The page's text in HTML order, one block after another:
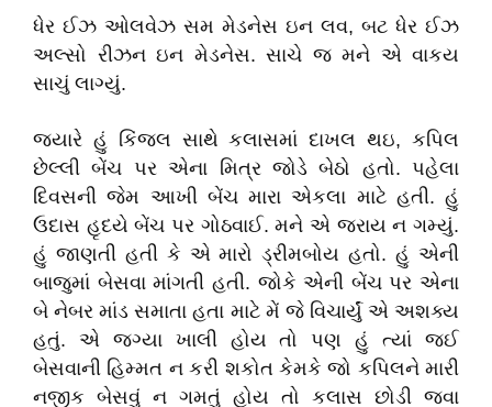
ધેર ઈઝ ઓલવેઝ સમ મેડનેસ ઇન લવ, બટ ધેર ઈઝ
અલ્સો રીઝન ઇન મેડનેસ. સાચે જ મને એ વાકય
સાચું લાગ્યું.
જયારે હું કિંજલ સાથે કલાસમાં દાખલ થઇ, કપિલ
છેલ્લી બેંચ પર એના મિત્ર જોડે બેઠો હતો. પહેલા
દિવસની જેમ આખી બેંચ મારા એકલા માટે હતી. હું
ઉદાસ હૃદયે બેંચ પર ગોઠવાઈ. મને એ જરાય ન ગમ્યું.
હું જાણતી હતી કે એ મારો ડ્રીમબોય હતો. હું એની
બાજુમાં બેસવા માંગતી હતી. જોકે એની બેંચ પર એના
બે નેબર માંડ સમાતા હતા માટે મેં જે વિચાર્યું એ અશક્ય
હતું. એ જગ્યા ખાલી હોય તો પણ હું ત્યાં જઈ
બેસવાની હિમ્મત ન કરી શકોત કેમકે જો કપિલને મારી
નજીક બેસવું ન ગમતું હોય તો કલાસ છોડી જવા